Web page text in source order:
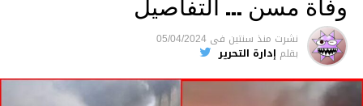
متابعة
قسم الاخبار
نشرت منذ سنتين فى 05/04/2024
بقلم إدارة التحرير